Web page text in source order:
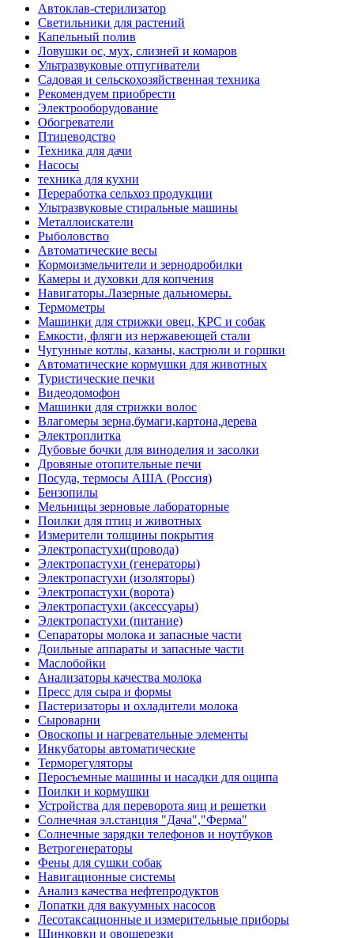
Автоклав-стерилизатор
Светильники для растений
Капельный полив
Ловушки ос, мух, слизней и комаров
Ультразвуковые отпугиватели
Садовая и сельскохозяйственная техника
Рекомендуем приобрести
Электрооборудование
Обогреватели
Птицеводство
Техника для дачи
Насосы
техника для кухни
Переработка сельхоз продукции
Ультразвуковые стиральные машины
Металлоискатели
Рыболовство
Автоматические весы
Кормоизмельчители и зернодробилки
Камеры и духовки для копчения
Навигаторы.Лазерные дальномеры.
Термометры
Машинки для стрижки овец, КРС и собак
Емкости, фляги из нержавеющей стали
Чугунные котлы, казаны, кастрюли и горшки
Автоматические кормушки для животных
Туристические печки
Видеодомофон
Машинки для стрижки волос
Влагомеры зерна,бумаги,картона,дерева
Электроплитка
Дубовые бочки для виноделия и засолки
Дровяные отопительные печи
Посуда, термосы АША (Россия)
Бензопилы
Мельницы зерновые лабораторные
Поилки для птиц и животных
Измерители толщины покрытия
Электропастухи(провода)
Электропастухи (генераторы)
Электропастухи (изоляторы)
Электропастухи (ворота)
Электропастухи (аксессуары)
Электропастухи (питание)
Сепараторы молока и запасные части
Доильные аппараты и запасные части
Маслобойки
Анализаторы качества молока
Пресс для сыра и формы
Пастеризаторы и охладители молока
Сыроварни
Овоскопы и нагревательные элементы
Инкубаторы автоматические
Терморегуляторы
Перосъемные машины и насадки для ощипа
Поилки и кормушки
Устройства для переворота яиц и решетки
Солнечная эл.станция "Дача","Ферма"
Солнечные зарядки телефонов и ноутбуков
Ветрогенераторы
Фены для сушки собак
Навигационные системы
Анализ качества нефтепродуктов
Лопатки для вакуумных насосов
Лесотаксационные и измерительные приборы
Шинковки и овощерезки